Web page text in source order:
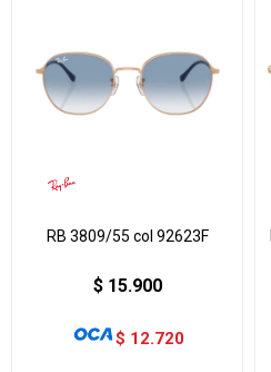
RB 3809/55 col 92623F
$ 15.900
$ 12.720